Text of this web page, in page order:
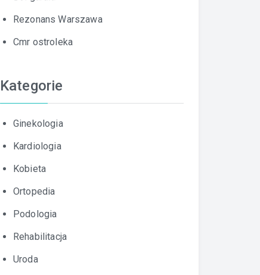
Rezonans Warszawa
Cmr ostroleka
Kategorie
Ginekologia
Kardiologia
Kobieta
Ortopedia
Podologia
Rehabilitacja
Uroda